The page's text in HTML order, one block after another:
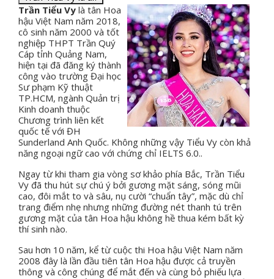
Trần Tiểu Vy là tân Hoa
hậu Việt Nam năm 2018,
cô sinh năm 2000 và tốt
nghiệp THPT Trần Quý
Cáp tỉnh Quảng Nam,
hiện tại đã đăng ký thành
công vào trường Đại học
Sư phạm Kỹ thuật
TP.HCM, ngành Quản trị
Kinh doanh thuộc
Chương trình liên kết
quốc tế với ĐH
Sunderland Anh Quốc. Không những vậy Tiểu Vy còn khả
năng ngoại ngữ cao với chứng chỉ IELTS 6.0..
Ngay từ khi tham gia vòng sơ khảo phía Bắc, Trần Tiểu
Vy đã thu hút sự chú ý bởi gương mặt sáng, sóng mũi
cao, đôi mắt to và sâu, nụ cười “chuẩn tây”, mặc dù chỉ
trang điểm nhẹ nhưng những đường nét thanh tú trên
gương mặt của tân Hoa hậu không hề thua kém bất kỳ
thí sinh nào.
Sau hơn 10 năm, kể từ cuộc thi Hoa hậu Việt Nam năm
2008 đây là lần đầu tiên tân Hoa hậu được cả truyền
thông và công chúng để mắt đến và cùng bỏ phiếu lựa